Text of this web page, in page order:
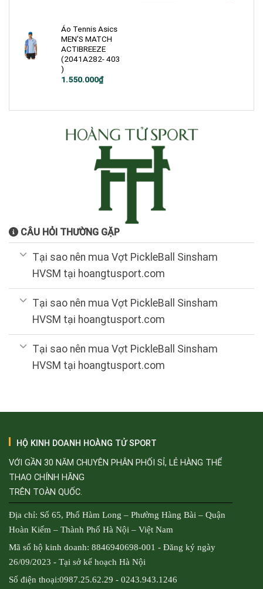
Áo Tennis Asics
MEN’S MATCH
ACTIBREEZE
(2041A282- 403
)
1.550.000₫
CÂU HỎI THƯỜNG GẶP
Tại sao nên mua Vợt PickleBall Sinsham
HVSM tại hoangtusport.com
Tại sao nên mua Vợt PickleBall Sinsham
HVSM tại hoangtusport.com
Tại sao nên mua Vợt PickleBall Sinsham
HVSM tại hoangtusport.com
HỘ KINH DOANH HOÀNG TỬ SPORT
VỚI GẦN 30 NĂM CHUYÊN PHÂN PHỐI SỈ, LẺ HÀNG THỂ
THAO CHÍNH HÃNG
TRÊN TOÀN QUỐC.
Địa chỉ: Số 65, Phố Hàm Long – Phường Hàng Bài – Quận
Hoàn Kiếm – Thành Phố Hà Nội – Việt Nam
Mã số hộ kinh doanh: 8846940698-001 - Đăng ký ngày
26/09/2023 - Tại sở kế hoạch Hà Nội
Số điện thoại:0987.25.62.29 - 0243.943.1246